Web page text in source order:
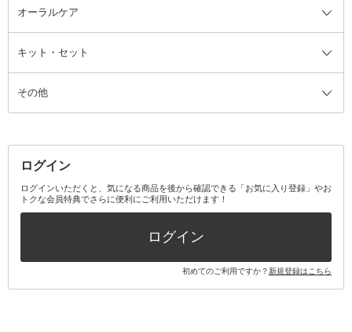
カミソリ
ファンデーション・パウダーケー
ス
ミラー・鏡
ヘッドマッサージブラシ
ルームフレグランス・ディフュー
ザー
アロマキャンドル
消臭剤・芳香剤
ボディケア美容家電
その他美容家電
ウェア全て
レッグウェア
オーラルケア
オーラルケア全て
歯ブラシ
その他オーラルケア
キット・セット
キット・セット全て
ボディケアキット
その他キット・セット
その他
ログイン
ログインいただくと、気になる商品を後から確認できる「お気に入り登録」やお
トクな会員特典でさらに便利にご利用いただけます！
ログイン
初めてのご利用ですか？新規登録はこちら